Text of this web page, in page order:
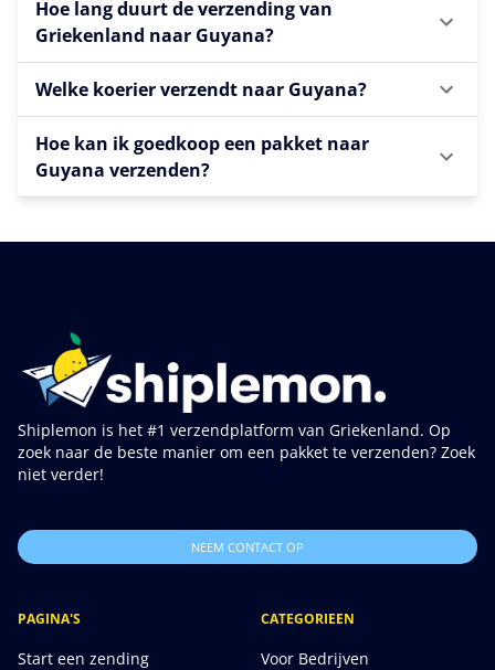
Hoe lang duurt de verzending van
Griekenland naar Guyana?
Welke koerier verzendt naar Guyana?
Hoe kan ik goedkoop een pakket naar
Guyana verzenden?
Shiplemon is het #1 verzendplatform van Griekenland. Op
zoek naar de beste manier om een pakket te verzenden? Zoek
niet verder!
NEEM CONTACT OP
PAGINA'S
Start een zending
CATEGORIEEN
Voor Bedrijven